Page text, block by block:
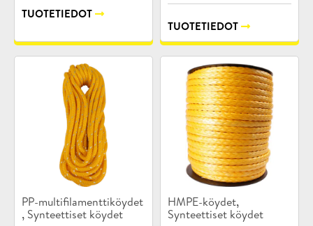
TUOTETIEDOT
TUOTETIEDOT
Tuotekategoriat:
PP-multifilamenttiköydet
, Synteettiset köydet
Tuotekategoriat:
HMPE-köydet,
Synteettiset köydet